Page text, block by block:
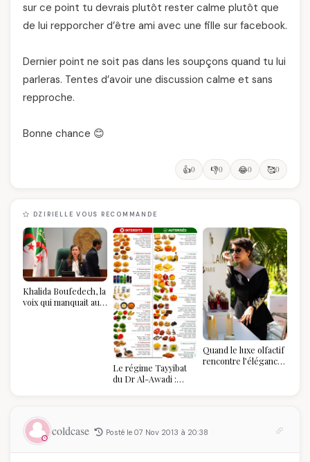
sur ce point tu devrais plutôt rester calme plutôt que
de lui repporcher d’être ami avec une fille sur facebook.
Dernier point ne soit pas dans les soupçons quand tu lui
parleras. Tentes d’avoir une discussion calme et sans
repproche.
Bonne chance 😊
👍0 👎0 😂0 🥰0
DZIRIELLE VOUS RECOMMANDE
Khalida Boufedech, la
voix qui manquait au
Le régime Tayyibat
du Dr Al-Awadi :
vraiment savoir
Quand le luxe olfactif
rencontre l’élégance
coldcase Posté le 07 Nov 2013 à 20:38